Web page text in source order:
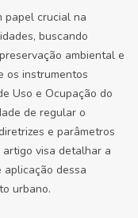
papel crucial na
buscando
ambiental e
os instrumentos
Uso e Ocupação do
de regular o
e parâmetros
visa detalhar a
aplicação dessa
urbano.